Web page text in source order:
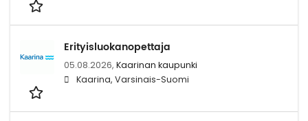
Erityisluokanopettaja
05.08.2026, Kaarinan kaupunki
Kaarina, Varsinais-Suomi